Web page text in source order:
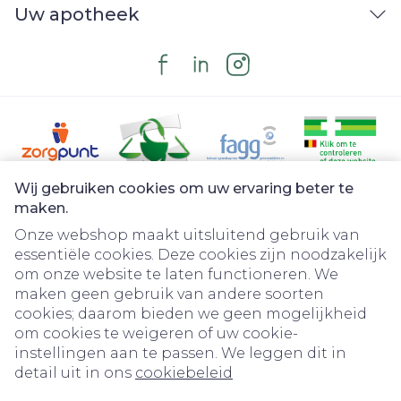
Wij gebruiken cookies om uw ervaring beter te
maken.
Onze webshop maakt uitsluitend gebruik van
essentiële cookies. Deze cookies zijn noodzakelijk
om onze website te laten functioneren. We
maken geen gebruik van andere soorten
cookies; daarom bieden we geen mogelijkheid
om cookies te weigeren of uw cookie-
instellingen aan te passen. We leggen dit in
detail uit in ons cookiebeleid
Uw apotheek
Juridische links